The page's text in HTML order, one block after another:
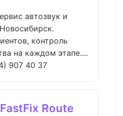
автозвук и
контроль
на каждом этапе....
907 40 37
Route